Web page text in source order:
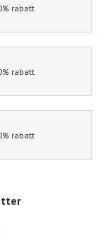
rabatt
rabatt
rabatt